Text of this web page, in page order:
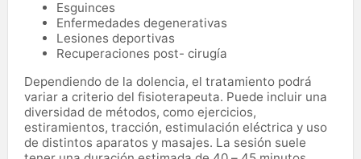
Esguinces
Enfermedades degenerativas
Lesiones deportivas
Recuperaciones post- cirugía
Dependiendo de la dolencia, el tratamiento podrá
variar a criterio del fisioterapeuta. Puede incluir una
diversidad de métodos, como ejercicios,
estiramientos, tracción, estimulación eléctrica y uso
de distintos aparatos y masajes. La sesión suele